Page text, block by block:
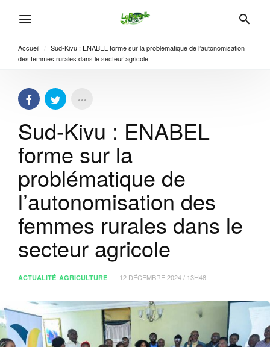
Accueil
Sud-Kivu : ENABEL forme sur la problématique de l’autonomisation
des femmes rurales dans le secteur agricole
Sud-Kivu : ENABEL
forme sur la
problématique de
l’autonomisation des
femmes rurales dans le
secteur agricole
ACTUALITÉ AGRICULTURE 12 DÉCEMBRE 2024 / 13H48